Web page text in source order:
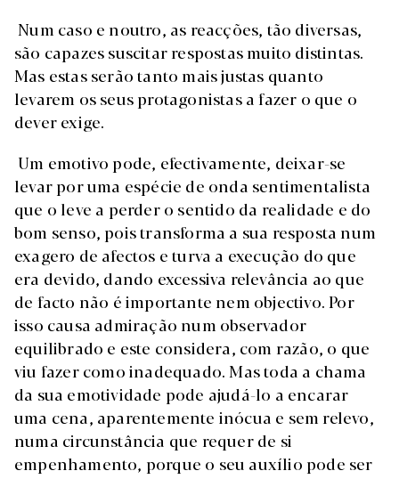
Num caso e noutro, as reacções, tão diversas,
são capazes suscitar respostas muito distintas.
Mas estas serão tanto mais justas quanto
levarem os seus protagonistas a fazer o que o
dever exige.
Um emotivo pode, efectivamente, deixar-se
levar por uma espécie de onda sentimentalista
que o leve a perder o sentido da realidade e do
bom senso, pois transforma a sua resposta num
exagero de afectos e turva a execução do que
era devido, dando excessiva relevância ao que
de facto não é importante nem objectivo. Por
isso causa admiração num observador
equilibrado e este considera, com razão, o que
viu fazer como inadequado. Mas toda a chama
da sua emotividade pode ajudá-lo a encarar
uma cena, aparentemente inócua e sem relevo,
numa circunstância que requer de si
empenhamento, porque o seu auxílio pode ser